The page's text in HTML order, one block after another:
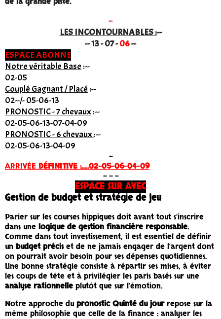
-
LES INCONTOURNABLES :--
-- 13 - 07 -06--
ESPACE ABONNE
Notre véritable Base :--
02-05
Couplé Gagnant / Placé :--
02--/- 05-06-13
PRONOSTIC - 7 chevaux:--
02-05-06-13-07-04-09
PRONOSTIC - 6 chevaux:--
02-05-06-13-04-09
-
ARRIVÉE DÉFINITIVE :.....02-05-06-04-09
- - -
ESPACE SUR AVEC
Gestion de budget et stratégie de jeu
Parier sur les courses hippiques doit avant tout s’inscrire
dans une logique de gestion financière responsable.
Comme dans tout investissement, il est essentiel de définir
un budget préciset de ne jamais engager de l’argent dont
on pourrait avoir besoin pour ses dépenses quotidiennes.
Une bonne stratégie consiste à répartir ses mises, à éviter
les coups de tête et à privilégier les paris basés sur une
analyse rationnelle plutôt que sur l’émotion.
Notre approche du pronostic Quinté du jourrepose sur la
même philosophie que celle de la finance : analyser les